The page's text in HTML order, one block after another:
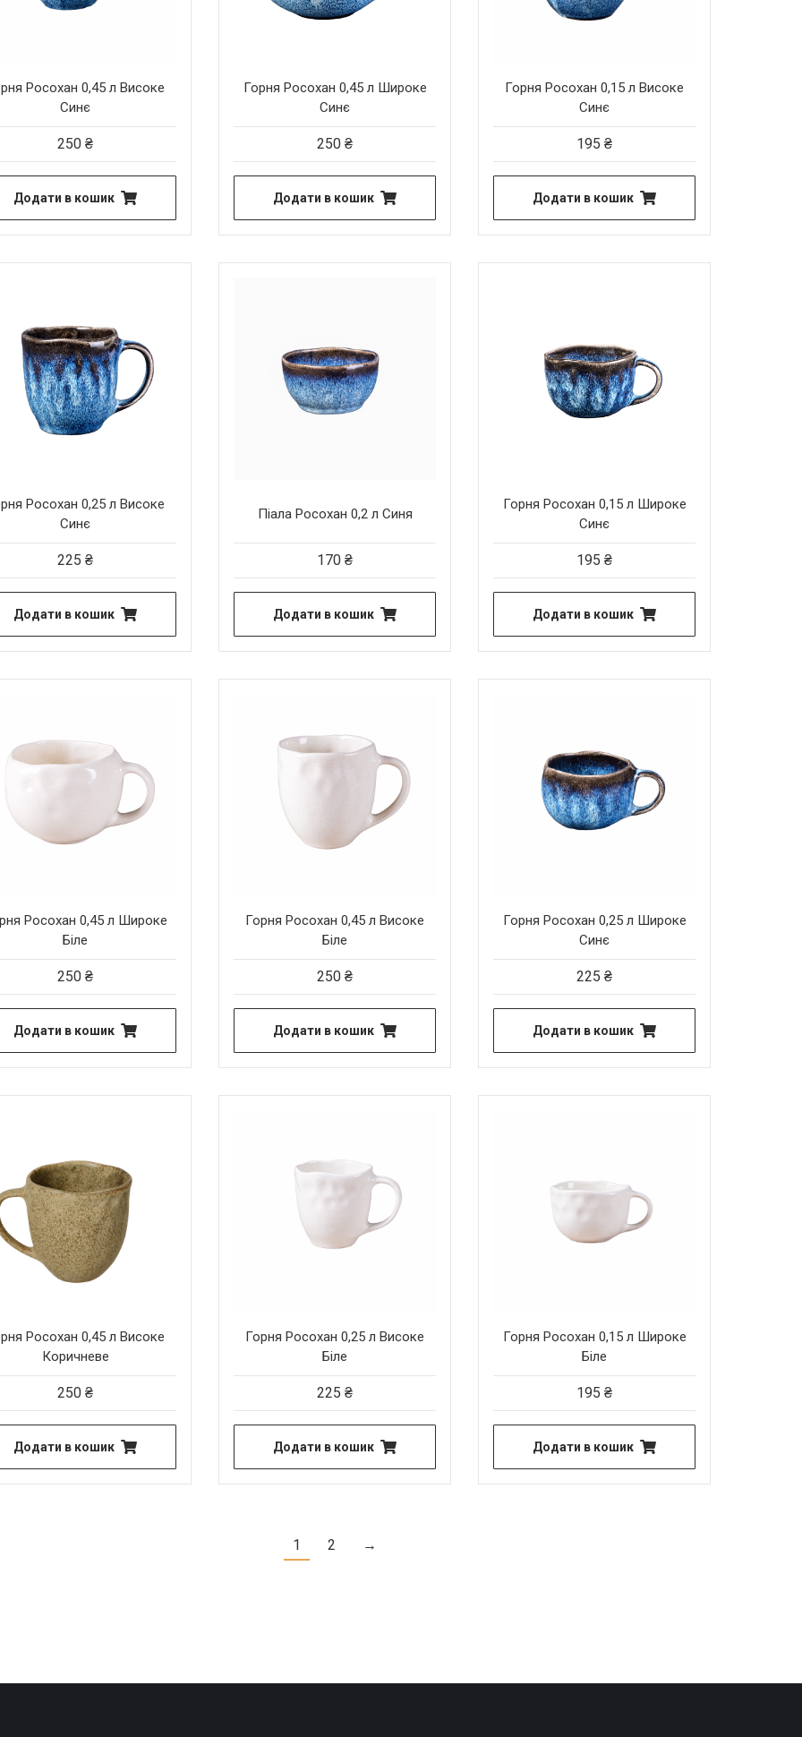
Росохан 0,45 л Високе
Синє
250 ₴
Додати в кошик
Горня Росохан 0,45 л Широке
Синє
250 ₴
Додати в кошик
Горня Росохан 0,15 л Високе
Синє
195 ₴
Додати в кошик
Росохан 0,25 л Високе
Синє
225 ₴
Додати в кошик
Піала Росохан 0,2 л Синя
170 ₴
Додати в кошик
Горня Росохан 0,15 л Широке
Синє
195 ₴
Додати в кошик
Росохан 0,45 л Широке
Біле
250 ₴
Додати в кошик
Горня Росохан 0,45 л Високе
Біле
250 ₴
Додати в кошик
Горня Росохан 0,25 л Широке
Синє
225 ₴
Додати в кошик
Росохан 0,45 л Високе
Коричневе
250 ₴
Додати в кошик
Горня Росохан 0,25 л Високе
Біле
225 ₴
Додати в кошик
Горня Росохан 0,15 л Широке
Біле
195 ₴
Додати в кошик
1 2 →